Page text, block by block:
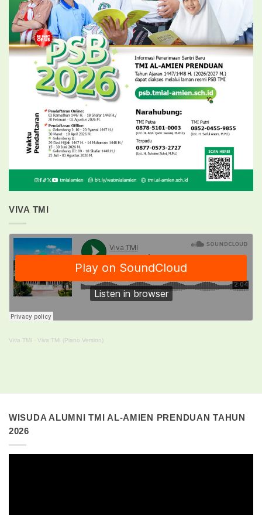
VIVA TMI
Viva TMI · Viva TMI (Piano Version)
WISUDA ALUMNI TMI AL-AMIEN PRENDUAN TAHUN
2026